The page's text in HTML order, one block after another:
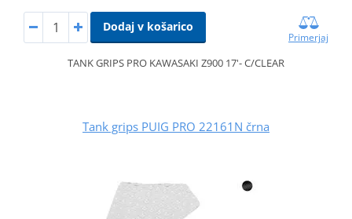
Dodaj v košarico
Primerjaj
TANK GRIPS PRO KAWASAKI Z900 17'- C/CLEAR
Tank grips PUIG PRO 22161N črna